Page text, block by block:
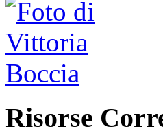
Risorse